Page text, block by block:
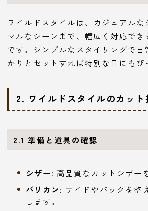
ワイルドスタイルは、カジュアル
マルなシーンまで、幅広く対応で
です。シンプルなスタイリングで日
かりとセットすれば特別な日にもぴ
2. ワイルドスタイルのカット
2.1 準備と道具の確認
シザー: 高品質なカットシザー
バリカン: サイドやバックを整
します。